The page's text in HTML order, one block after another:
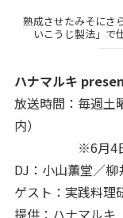
熟成させたみそにさ
いこうじ製法」で
ハナマルキ
放送時間：毎週土
内）
※6月4日、
DJ：小山薫堂／柳
ゲスト：実践料
提供：ハナマルキ